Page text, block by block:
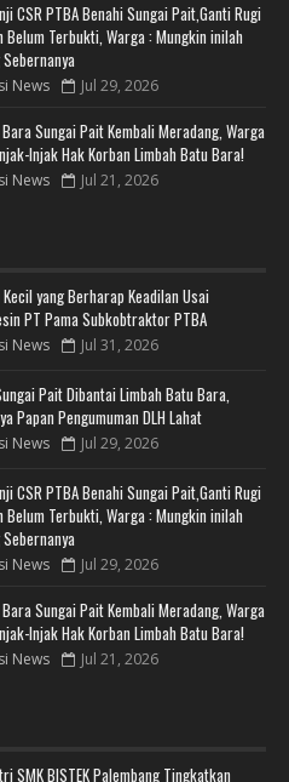
CSR PTBA Benahi Sungai Pait,Ganti Rugi
Belum Terbukti, Warga : Mungkin inilah
Sebernanya
News Jul 29, 2026
Sungai Pait Kembali Meradang, Warga
Injak Hak Korban Limbah Batu Bara!
News Jul 21, 2026
yang Berharap Keadilan Usai
PT Pama Subkobtraktor PTBA
News Jul 31, 2026
Pait Dibantai Limbah Batu Bara,
Papan Pengumuman DLH Lahat
News Jul 29, 2026
CSR PTBA Benahi Sungai Pait,Ganti Rugi
Belum Terbukti, Warga : Mungkin inilah
Sebernanya
News Jul 29, 2026
Sungai Pait Kembali Meradang, Warga
Injak Hak Korban Limbah Batu Bara!
News Jul 21, 2026
SMK BISTEK Palembang Tingkatkan